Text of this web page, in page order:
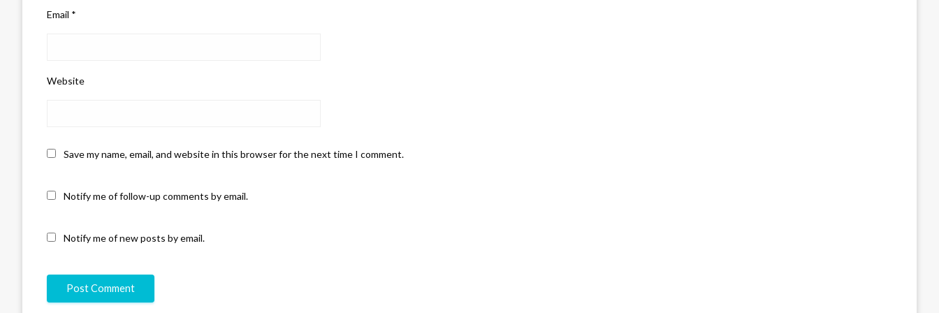
Email *
Website
Save my name, email, and website in this browser for the next time I comment.
Notify me of follow-up comments by email.
Notify me of new posts by email.